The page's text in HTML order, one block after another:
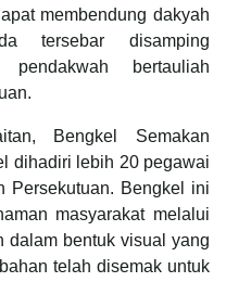
membendung dakyah
tersebar disamping
bertauliah
Bengkel Semakan
dihadiri lebih 20 pegawai
Persekutuan. Bengkel ini
masyarakat melalui
dalam bentuk visual yang
telah disemak untuk